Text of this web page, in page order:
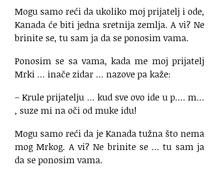
Mogu samo reći da ukoliko moj prijatelj i ode,
Kanada će biti jedna sretnija zemlja. A vi? Ne
brinite se, tu sam ja da se ponosim vama.
Ponosim se sa vama, kada me moj prijatelj
Mrki … inače zidar … nazove pa kaže:
– Krule prijatelju … kud sve ovo ide u p…. m…
, suze mi na oči od muke idu!
Mogu samo reći da je Kanada tužna što nema
mog Mrkog. A vi? Ne brinite se … tu sam ja
da se ponosim vama.